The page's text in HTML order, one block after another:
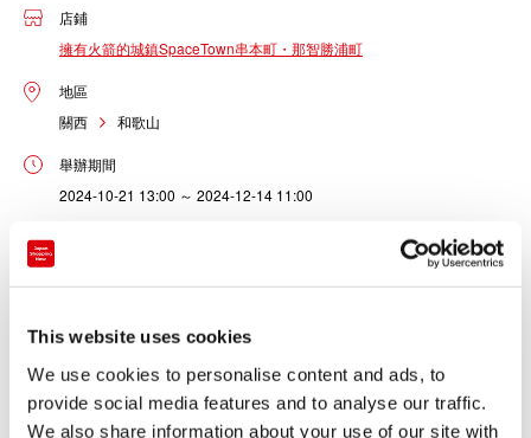
This website uses cookies
We use cookies to personalise content and ads, to
provide social media features and to analyse our traffic.
We also share information about your use of our site with
店鋪
擁有火箭的城鎮SpaceTown串本町・那智勝浦町
地區
關西
和歌山
舉辦期間
2024-10-21 13:00 ～ 2024-12-14 11:00
和歌山縣 串本町・田原海水浴場 那智勝浦町・舊浦神小學校
2024年10月21日（星期一）13:00開始在“和歌山縣串本町·那
智勝浦町凱洛斯火箭2號機發射支援網站”上，開始銷售正式參觀
場的參觀遊覽·入場券。